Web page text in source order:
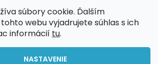
súbory cookie. Ďalším
webu vyjadrujete súhlas s ich
informácií tu.
NASTAVENIE